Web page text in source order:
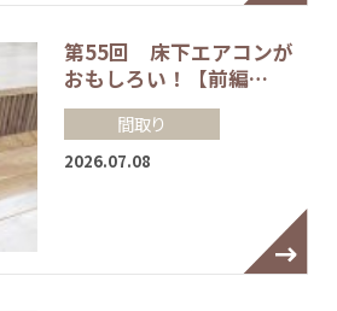
第55回 床下エアコンが
おもしろい！【前編…
間取り
2026.07.08